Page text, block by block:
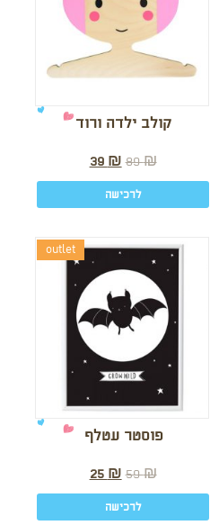
קולב ילדה ורוד
89₪
39 ₪
לרכישה
outlet
פוסטר עטלף
59₪
25 ₪
לרכישה